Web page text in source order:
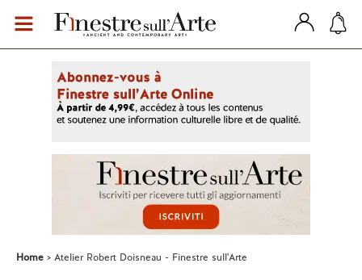
Home Atelier Robert Doisneau - Finestre sull'Arte